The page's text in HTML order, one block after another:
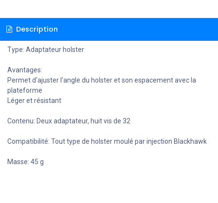
Description
Type: Adaptateur holster
Avantages:
Permet d'ajuster l'angle du holster et son espacement avec la
plateforme
Léger et résistant
Contenu: Deux adaptateur, huit vis de 32
Compatibilité: Tout type de holster moulé par injection Blackhawk
Masse: 45 g